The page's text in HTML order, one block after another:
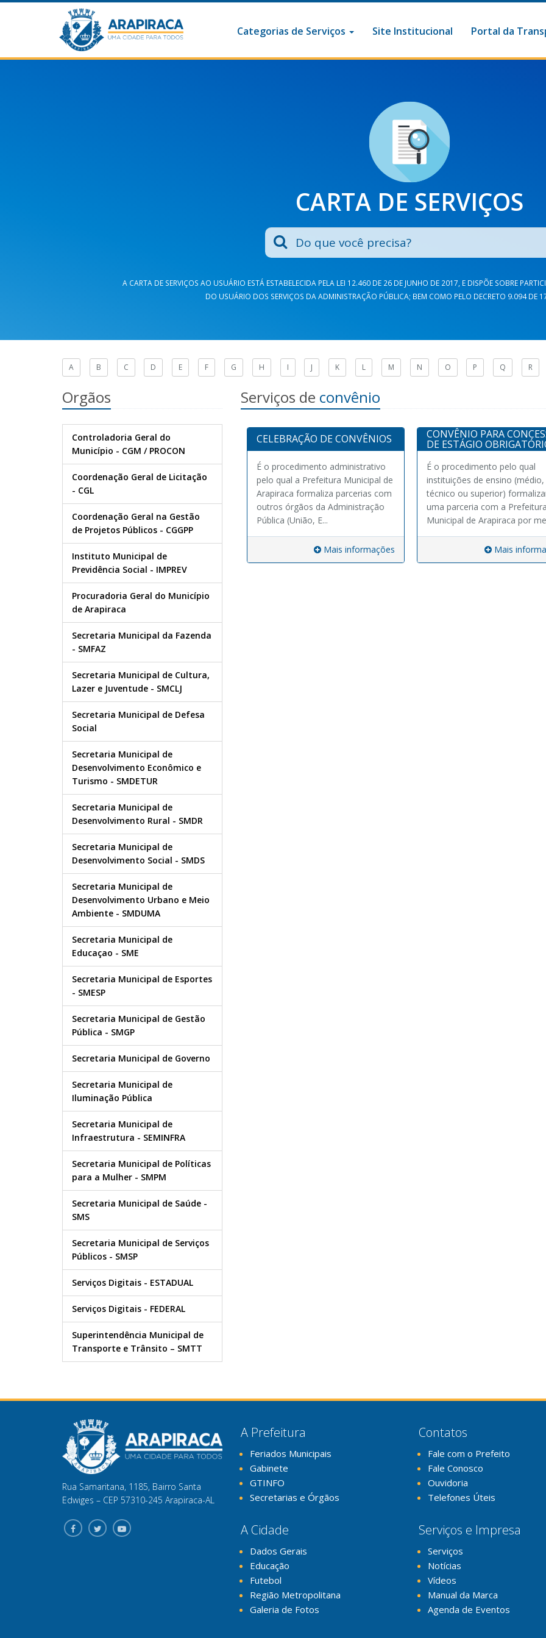
Categorias de Serviços Site Institucional Portal da
CARTA DE SERVIÇOS
A CARTA DE SERVIÇOS AO USUÁRIO ESTÁ ESTABELECIDA PELA LEI 12.460 DE 26 DE JUNHO DE 2017, E DISPÕE SOBRE
DO USUÁRIO DOS SERVIÇOS DA ADMINISTRAÇÃO PÚBLICA; BEM COMO PELO DECRETO 9.094 DE
A B C D E F G H I J K L M N O P Q R
Orgãos
Controladoria Geral do
Município - CGM / PROCON
Coordenação Geral de Licitação
- CGL
Coordenação Geral na Gestão
de Projetos Públicos - CGGPP
Instituto Municipal de
Previdência Social - IMPREV
Procuradoria Geral do Município
de Arapiraca
Secretaria Municipal da Fazenda
- SMFAZ
Secretaria Municipal de Cultura,
Lazer e Juventude - SMCLJ
Secretaria Municipal de Defesa
Social
Secretaria Municipal de
Desenvolvimento Econômico e
Turismo - SMDETUR
Secretaria Municipal de
Desenvolvimento Rural - SMDR
Secretaria Municipal de
Desenvolvimento Social - SMDS
Secretaria Municipal de
Desenvolvimento Urbano e Meio
Ambiente - SMDUMA
Secretaria Municipal de
Educaçao - SME
Secretaria Municipal de Esportes
- SMESP
Secretaria Municipal de Gestão
Pública - SMGP
Secretaria Municipal de Governo
Secretaria Municipal de
Iluminação Pública
Secretaria Municipal de
Infraestrutura - SEMINFRA
Secretaria Municipal de Políticas
para a Mulher - SMPM
Secretaria Municipal de Saúde -
SMS
Secretaria Municipal de Serviços
Públicos - SMSP
Serviços Digitais - ESTADUAL
Serviços Digitais - FEDERAL
Superintendência Municipal de
Transporte e Trânsito – SMTT
Serviços de convênio
CELEBRAÇÃO DE CONVÊNIOS
É o procedimento administrativo
pelo qual a Prefeitura Municipal de
Arapiraca formaliza parcerias com
outros órgãos da Administração
Pública (União, E...
Mais informações
CONVÊNIO PARA
DE ESTÁGIO
É o procedimento pelo qual
instituições de ensino (médio,
técnico ou superior)
uma parceria com a Prefeitura
Municipal de Arapiraca por
Mais
Rua Samaritana, 1185, Bairro Santa
Edwiges – CEP 57310-245 Arapiraca-AL
A Prefeitura
Feriados Municipais
Gabinete
GTINFO
Secretarias e Órgãos
A Cidade
Dados Gerais
Educação
Futebol
Região Metropolitana
Galeria de Fotos
Contatos
Fale com o Prefeito
Fale Conosco
Ouvidoria
Telefones Úteis
Serviços e Impresa
Serviços
Notícias
Vídeos
Manual da Marca
Agenda de Eventos